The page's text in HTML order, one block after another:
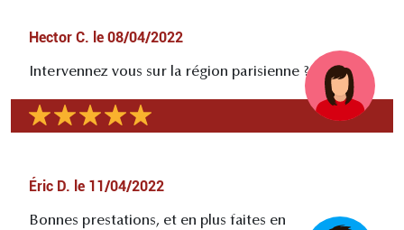
Hector C. le 08/04/2022
Intervennez vous sur la région parisienne ?
Éric D. le 11/04/2022
Bonnes prestations, et en plus faites en